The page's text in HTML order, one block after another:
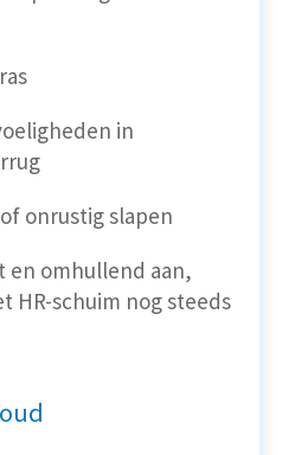
in
onrustig slapen
en omhullend aan,
HR-schuim nog steeds